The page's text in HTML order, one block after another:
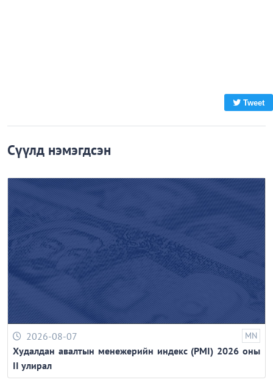
Tweet
Сүүлд нэмэгдсэн
2026-08-07 MN
Худалдан авалтын менежерийн индекс (PMI) 2026 оны
II улирал